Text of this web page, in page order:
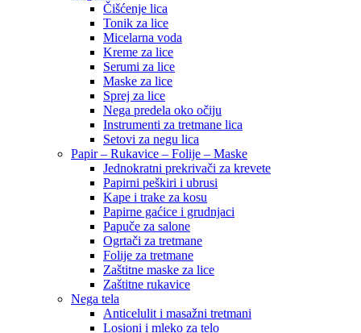
Čišćenje lica
Tonik za lice
Micelarna voda
Kreme za lice
Serumi za lice
Maske za lice
Sprej za lice
Nega predela oko očiju
Instrumenti za tretmane lica
Setovi za negu lica
Papir – Rukavice – Folije – Maske
Jednokratni prekrivači za krevete
Papirni peškiri i ubrusi
Kape i trake za kosu
Papirne gaćice i grudnjaci
Papuče za salone
Ogrtači za tretmane
Folije za tretmane
Zaštitne maske za lice
Zaštitne rukavice
Nega tela
Anticelulit i masažni tretmani
Losioni i mleko za telo